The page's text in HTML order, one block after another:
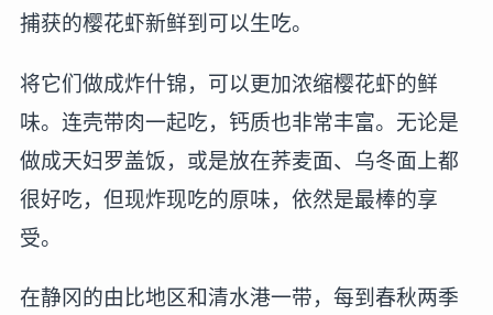
捕获的樱花虾新鲜到可以生吃。
将它们做成炸什锦，可以更加浓缩樱花虾的鲜
味。连壳带肉一起吃，钙质也非常丰富。无论是
做成天妇罗盖饭，或是放在荞麦面、乌冬面上都
很好吃，但现炸现吃的原味，依然是最棒的享
受。
在静冈的由比地区和清水港一带，每到春秋两季